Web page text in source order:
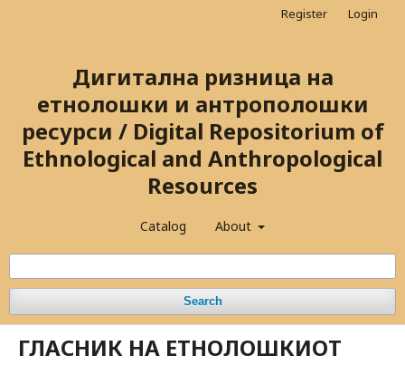
Дигитална ризница на
етнолошки и антрополошки
ресурси / Digital Repositorium of
Ethnological and Anthropological
Resources
Catalog About
Search
Register Login
ГЛАСНИК НА ЕТНОЛОШКИОТ